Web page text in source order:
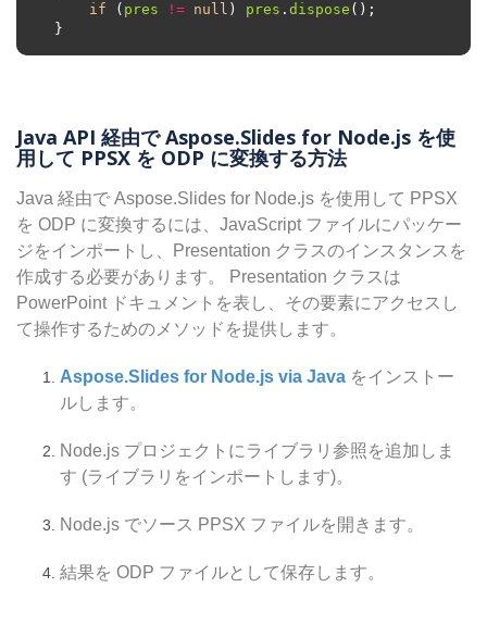
if ( pres != null ) pres . dispose
Java API 経由で Aspose.Slides for Node.js を使
用して PPSX を ODP に変換する方法
Java 経由で Aspose.Slides for Node.js を使用して PPSX
を ODP に変換するには、JavaScript ファイルにパッケー
ジをインポートし、Presentation クラスのインスタンスを
作成する必要があります。 Presentation クラスは
PowerPoint ドキュメントを表し、その要素にアクセスし
て操作するためのメソッドを提供します。
Aspose.Slides for Node.js via Java をインストー
ルします。
Node.js プロジェクトにライブラリ参照を追加しま
す (ライブラリをインポートします)。
Node.js でソース PPSX ファイルを開きます。
結果を ODP ファイルとして保存します。